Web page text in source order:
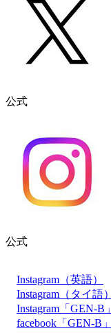
公式
公式
Instagram（英語）
Instagram（タイ語）
Instagram「GEN-B」
facebook「GEN-B」